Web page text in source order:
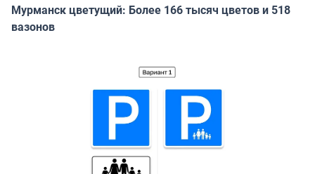
Мурманск цветущий: Более 166 тысяч цветов и 518
вазонов